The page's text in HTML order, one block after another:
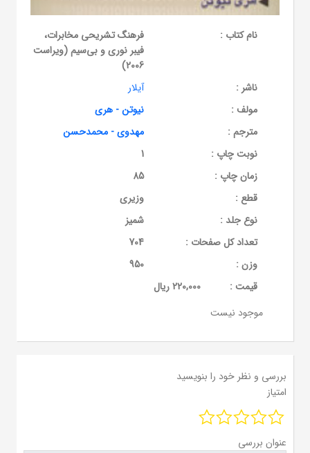
نام کتاب :
فرهنگ تشریحی مخابرات،
فیبر نوری و بی‌سیم (ویراست
2006)
ناشر :
آیلار
مولف :
نیوتن - هری
مترجم :
مهدوی - محمدحسن
نوبت چاپ :
1
زمان چاپ :
85
قطع :
وزیری
نوع جلد :
شمیز
تعداد کل صفحات :
704
وزن :
950
قيمت :
220,000 ریال
موجود نیست
بررسی و نظر خود را بنویسید
امتیاز
عنوان بررسی